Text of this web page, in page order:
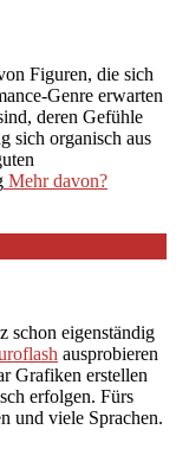
Figuren, die sich
Genre erwarten
deren Gefühle
sich organisch aus
Mehr davon?
schon eigenständig
ausprobieren
Grafiken erstellen
erfolgen. Fürs
und viele Sprachen.